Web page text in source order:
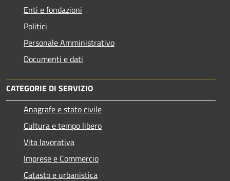
Enti e fondazioni
Politici
Personale Amministrativo
Documenti e dati
CATEGORIE DI SERVIZIO
Anagrafe e stato civile
Cultura e tempo libero
Vita lavorativa
Imprese e Commercio
Catasto e urbanistica